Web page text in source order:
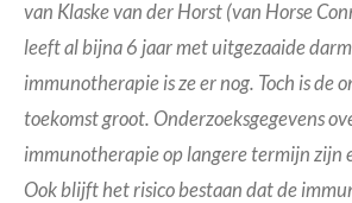
van Klaske van der Horst (van Horse
leeft al bijna 6 jaar met uitgezaaide
immunotherapie is ze er nog. Toch is de
toekomst groot. Onderzoeksgegevens
immunotherapie op langere termijn zijn
Ook blijft het risico bestaan dat de